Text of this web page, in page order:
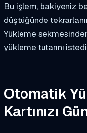
Bu işlem, bakiyeniz
düştüğünde
Yükleme
yükleme tutarını
Otomatik
Kartınızı